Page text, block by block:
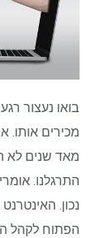
בואו נעצור
מכירים אותו.
מאד שנים לא
התרגלנו.